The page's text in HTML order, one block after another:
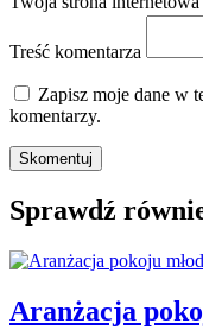
Treść komentarza
Zapisz moje dane w
komentarzy.
Sprawdź
Aranżacja